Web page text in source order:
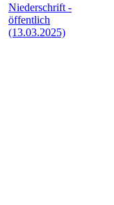
Niederschrift -
öffentlich
(13.03.2025)